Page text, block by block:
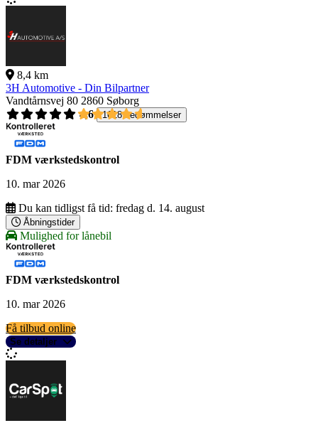
8,4 km
3H Automotive - Din Bilpartner
Vandtårnsvej 80 2860 Søborg
4,6
1618 bedømmelser
FDM værkstedskontrol
10. mar 2026
Du kan tidligst få tid: fredag d. 14. august
Åbningstider
Mulighed for lånebil
FDM værkstedskontrol
10. mar 2026
Få tilbud online
Se detaljer